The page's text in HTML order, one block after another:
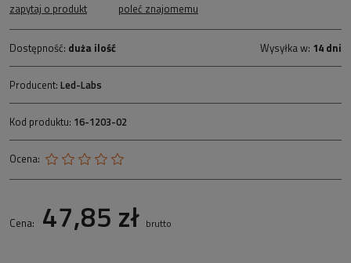
zapytaj o produkt poleć znajomemu
Dostępność: duża ilość Wysyłka w: 14 dni
Producent: Led-Labs
Kod produktu: 16-1203-02
Ocena:
Cena: 47,85 zł brutto